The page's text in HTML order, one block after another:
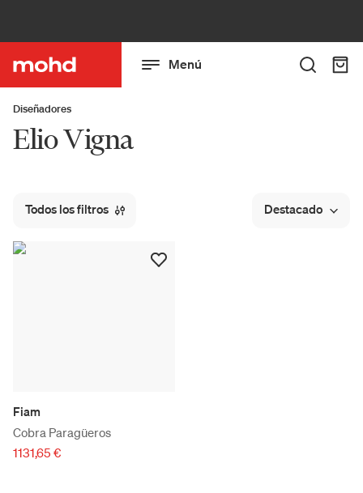
Menú
Diseñadores
Elio Vigna
Todos los filtros Destacado
Fiam
Cobra Paragüeros
1131,65 €